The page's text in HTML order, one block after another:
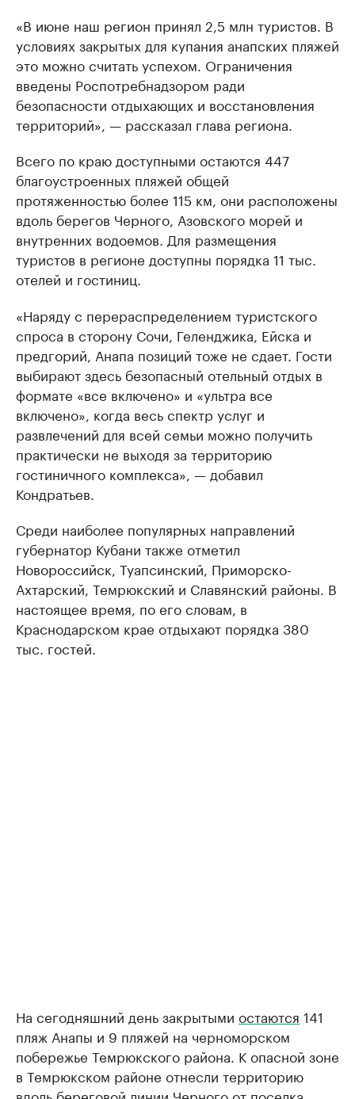
«В июне наш регион принял 2,5 млн туристов. В
условиях закрытых для купания анапских пляжей
это можно считать успехом. Ограничения
введены Роспотребнадзором ради
безопасности отдыхающих и восстановления
территорий», — рассказал глава региона.
Всего по краю доступными остаются 447
благоустроенных пляжей общей
протяженностью более 115 км, они расположены
вдоль берегов Черного, Азовского морей и
внутренних водоемов. Для размещения
туристов в регионе доступны порядка 11 тыс.
отелей и гостиниц.
«Наряду с перераспределением туристского
спроса в сторону Сочи, Геленджика, Ейска и
предгорий, Анапа позиций тоже не сдает. Гости
выбирают здесь безопасный отельный отдых в
формате «все включено» и «ультра все
включено», когда весь спектр услуг и
развлечений для всей семьи можно получить
практически не выходя за территорию
гостиничного комплекса», — добавил
Кондратьев.
Среди наиболее популярных направлений
губернатор Кубани также отметил
Новороссийск, Туапсинский, Приморско-
Ахтарский, Темрюкский и Славянский районы. В
настоящее время, по его словам, в
Краснодарском крае отдыхают порядка 380
тыс. гостей.
На сегодняшний день закрытыми остаются 141
пляж Анапы и 9 пляжей на черноморском
побережье Темрюкского района. К опасной зоне
в Темрюкском районе отнесли территорию